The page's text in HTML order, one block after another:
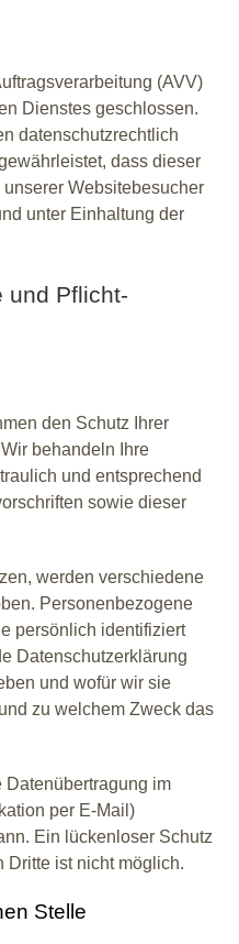
(AVV)
Dienstes geschlossen.
datenschutzrechtlich
dass dieser
Websitebesucher
unter Einhaltung der
und Pflicht­
den Schutz Ihrer
behandeln Ihre
und entsprechend
sowie dieser
werden verschiedene
Personenbezogene
persönlich identifiziert
Datenschutzerklärung
und wofür wir sie
zu welchem Zweck das
im
per E-Mail)
Ein lückenloser Schutz
Dritte ist nicht möglich.
Stelle